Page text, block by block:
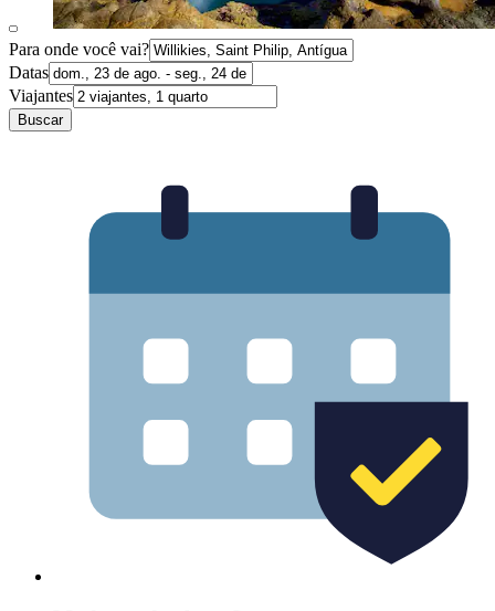
Para onde você vai?
Datas
Viajantes
Buscar